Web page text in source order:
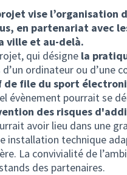
vise l’organisation
en partenariat avec
ville et au-delà.
qui désigne la
d’un ordinateur ou d’une
de file du sport
évènement pourrait se
des risques
avoir lieu dans une
installation technique
La convivialité de
des partenaires.